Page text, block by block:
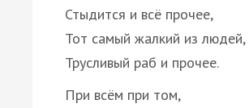
Стыдится и всё прочее,
Тот самый жалкий из людей,
Трусливый раб и прочее.
При всём при том,